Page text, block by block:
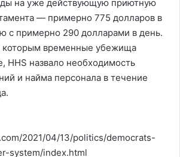
на уже действующую приютную
— примерно 775 долларов в
с примерно 290 долларами в день.
которым временные убежища
HHS назвало необходимость
и найма персонала в течение
2021/04/13/politics/democrats-
system/index.html